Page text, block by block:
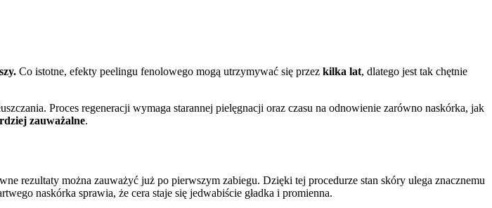
Co istotne, efekty peelingu fenolowego mogą utrzymywać się przez kilka lat, dlatego jest tak chętnie
Proces regeneracji wymaga starannej pielęgnacji oraz czasu na odnowienie zarówno naskórka, jak
zauważalne.
rezultaty można zauważyć już po pierwszym zabiegu. Dzięki tej procedurze stan skóry ulega znacznemu
naskórka sprawia, że cera staje się jedwabiście gładka i promienna.